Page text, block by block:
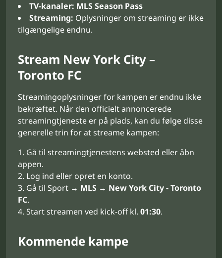
TV-kanaler: MLS Season Pass
Streaming: Oplysninger om streaming er ikke
tilgængelige endnu.
Stream New York City –
Toronto FC
Streamingoplysninger for kampen er endnu ikke
bekræftet. Når den officielt annoncerede
streamingtjeneste er på plads, kan du følge disse
generelle trin for at streame kampen:
Gå til streamingtjenestens websted eller åbn
appen.
Log ind eller opret en konto.
Gå til Sport → MLS → New York City - Toronto
FC.
Start streamen ved kick-off kl. 01:30.
Kommende kampe